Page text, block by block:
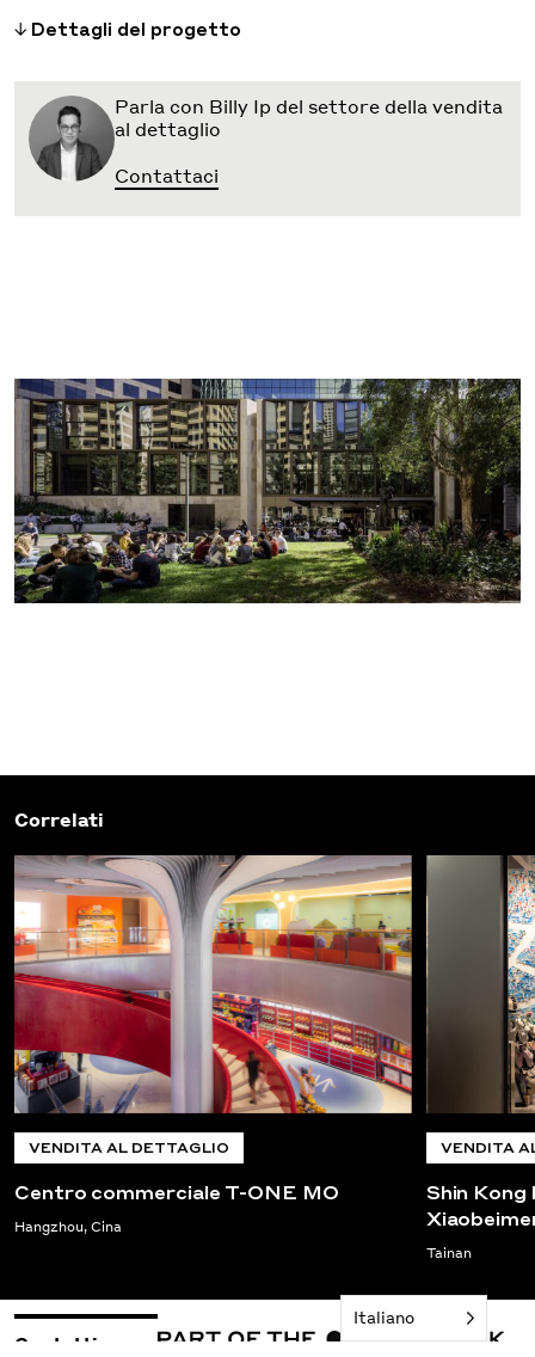
Dettagli del progetto
Parla con Billy Ip del settore della vendita
al dettaglio
Contattaci
Correlati
VENDITA AL DETTAGLIO
Centro commerciale T-ONE MO
Hangzhou, Cina
VENDITA
Shin Kong
Tainan
Contatti
Italiano